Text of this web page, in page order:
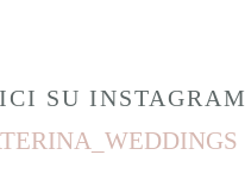
SU INSTAGRAM